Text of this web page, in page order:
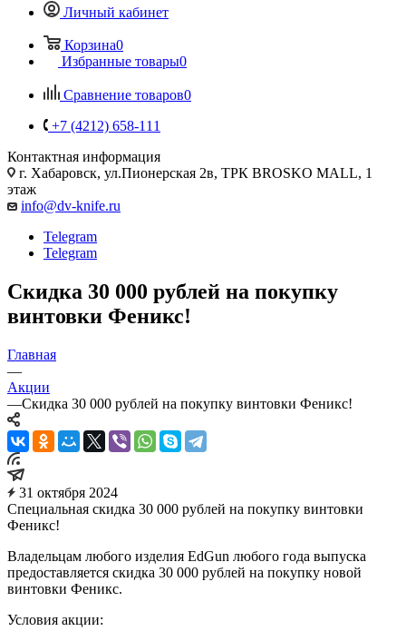
Личный кабинет
Корзина0
Избранные товары0
Сравнение товаров0
+7 (4212) 658-111
Контактная информация
г. Хабаровск, ул.Пионерская 2в, ТРК BROSKO MALL, 1
этаж
info@dv-knife.ru
Telegram
Telegram
Скидка 30 000 рублей на покупку
винтовки Феникс!
Главная
—
Акции
—Скидка 30 000 рублей на покупку винтовки Феникс!
31 октября 2024
Специальная скидка 30 000 рублей на покупку винтовки
Феникс!
Владельцам любого изделия EdGun любого года выпуска
предоставляется скидка 30 000 рублей на покупку новой
винтовки Феникс.
Условия акции: